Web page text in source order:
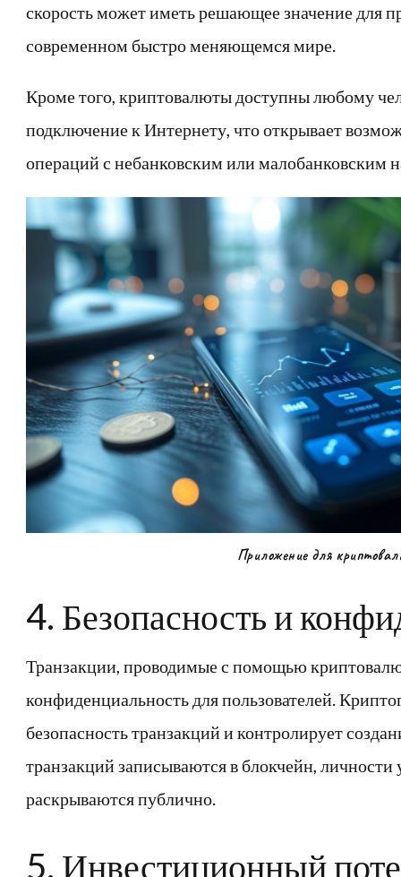
скорость может иметь решающее значение для
современном быстро меняющемся мире.
Кроме того, криптовалюты доступны любому
подключение к Интернету, что открывает
операций с небанковским или малобанковским
Приложение для
4. Безопасность и
Транзакции, проводимые с помощью
конфиденциальность для пользователей.
безопасность транзакций и контролирует
транзакций записываются в блокчейн,
раскрываются публично.
5. Инвестиционный